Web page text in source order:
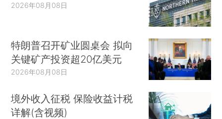
2026年08月08日
特朗普召开矿业圆桌会 拟向
关键矿产投资超20亿美元
2026年08月08日
境外收入征税 保险收益计税
详解(含视频)